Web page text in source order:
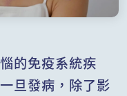
的免疫系統疾
旦發病，除了影